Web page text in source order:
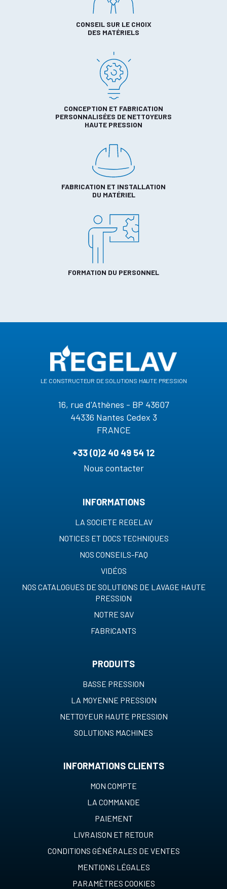
CONSEIL SUR LE CHOIX
DES MATÉRIELS
CONCEPTION ET FABRICATION
PERSONNALISÉES DE NETTOYEURS
HAUTE PRESSION
FABRICATION ET INSTALLATION
DU MATÉRIEL
FORMATION DU PERSONNEL
le constructeur de solutions haute pression
16, rue d'Athènes - BP 43607
44336 Nantes Cedex 3
FRANCE
+33 (0)2 40 49 54 12
Nous contacter
INFORMATIONS
LA SOCIETE REGELAV
NOTICES ET DOCS TECHNIQUES
NOS CONSEILS-FAQ
VIDÉOS
NOS CATALOGUES DE SOLUTIONS DE LAVAGE HAUTE
PRESSION
NOTRE SAV
FABRICANTS
PRODUITS
BASSE PRESSION
LA MOYENNE PRESSION
NETTOYEUR HAUTE PRESSION
SOLUTIONS MACHINES
INFORMATIONS CLIENTS
MON COMPTE
LA COMMANDE
PAIEMENT
LIVRAISON ET RETOUR
CONDITIONS GÉNÉRALES DE VENTES
MENTIONS LÉGALES
PARAMÈTRES COOKIES